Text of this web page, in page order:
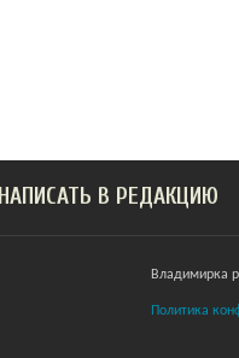
НАПИСАТЬ В РЕДАКЦИЮ
Владимирка
Политика